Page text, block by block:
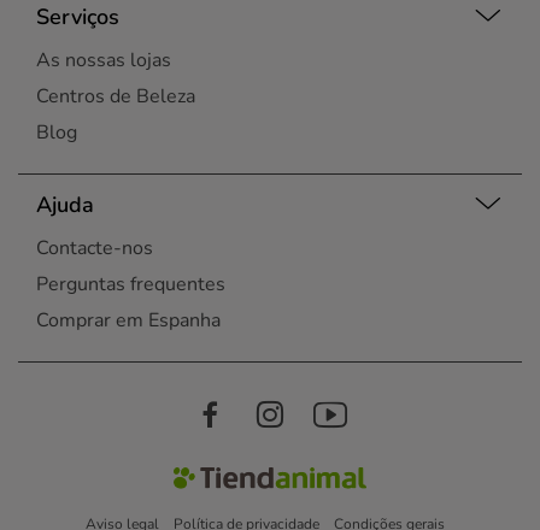
Serviços
As nossas lojas
Centros de Beleza
Blog
Ajuda
Contacte-nos
Perguntas frequentes
Comprar em Espanha
Aviso legal Política de privacidade Condições gerais